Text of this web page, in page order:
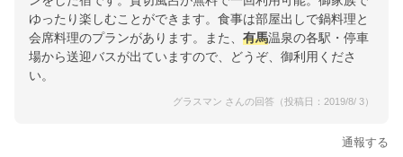
ゆったり楽しむことができます。食事は部屋出しで鍋料理と
会席料理のプランがあります。また、 有馬温泉の各駅・停車
場から送迎バスが出ていますので、どうぞ、御利用くださ
い。
グラスマン さんの回答（投稿日：2019/8/ 3）
通報する